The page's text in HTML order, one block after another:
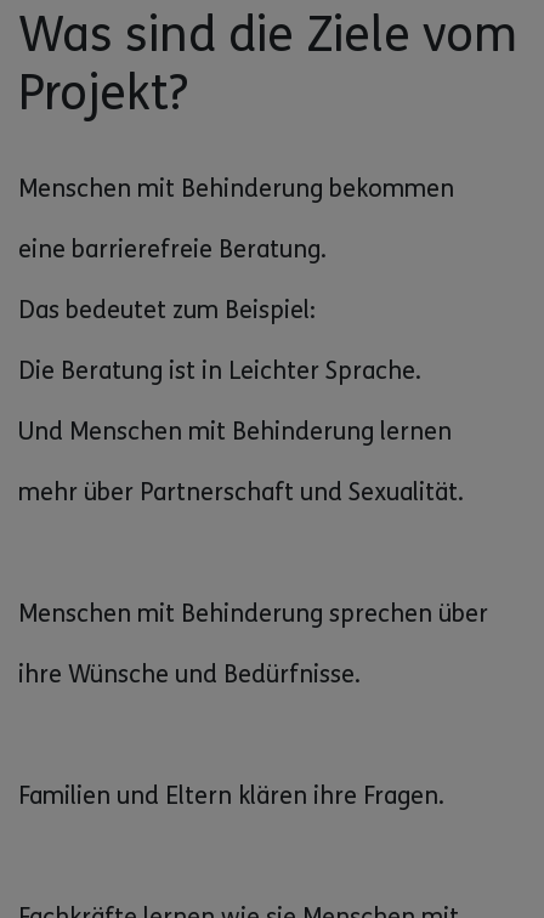
Was sind die Ziele vom
Projekt?
Menschen mit Behinderung bekommen
eine barrierefreie Beratung.
Das bedeutet zum Beispiel:
Die Beratung ist in Leichter Sprache.
Und Menschen mit Behinderung lernen
mehr über Partnerschaft und Sexualität.
Menschen mit Behinderung sprechen über
ihre Wünsche und Bedürfnisse.
Familien und Eltern klären ihre Fragen.